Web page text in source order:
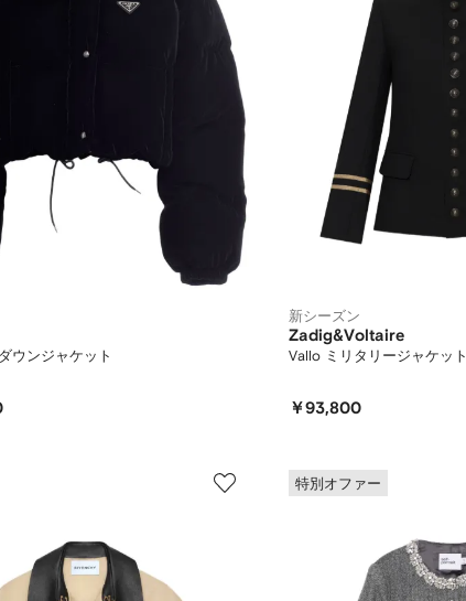
ウンジャケット
新シーズン
Zadig&Voltaire
Vallo ミリタリージャケット
￥93,800
特別オファー